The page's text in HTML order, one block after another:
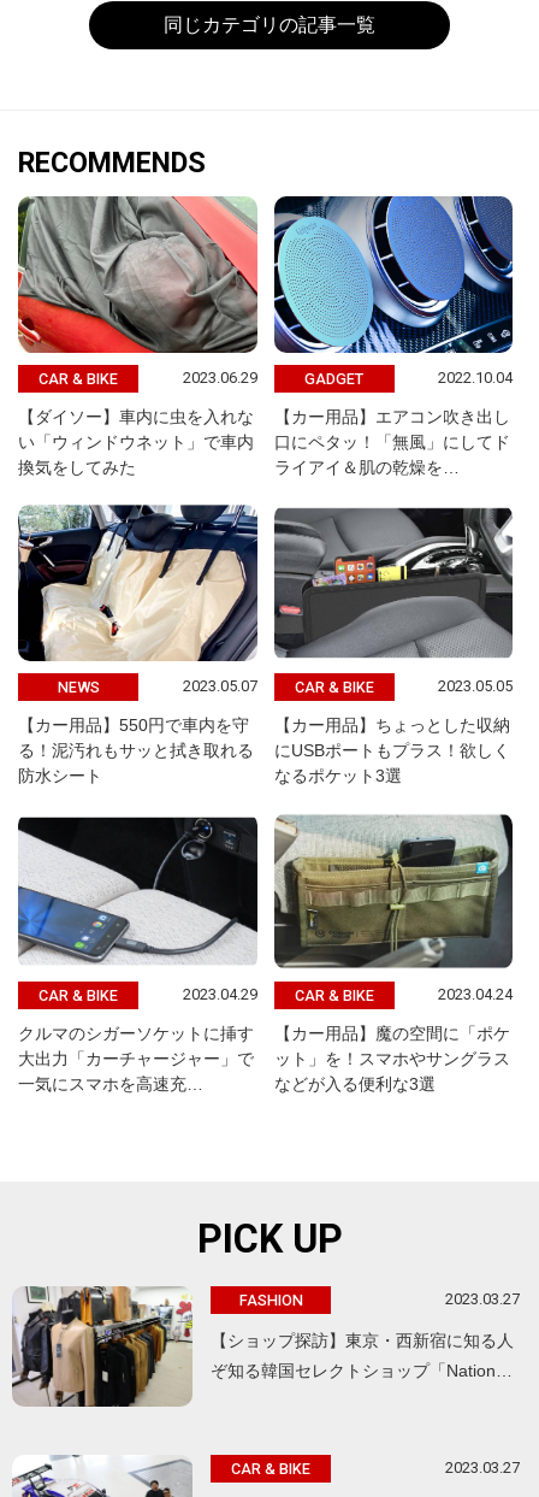
同じカテゴリの記事一覧
RECOMMENDS
CAR & BIKE 2023.06.29
【ダイソー】車内に虫を入れな
い「ウィンドウネット」で車内
換気をしてみた
GADGET 2022.10.04
【カー用品】エアコン吹き出し
口にペタッ！「無風」にしてド
ライアイ＆肌の乾燥を…
NEWS 2023.05.07
【カー用品】550円で車内を守
る！泥汚れもサッと拭き取れる
防水シート
CAR & BIKE 2023.05.05
【カー用品】ちょっとした収納
にUSBポートもプラス！欲しく
なるポケット3選
CAR & BIKE 2023.04.29
クルマのシガーソケットに挿す
大出力「カーチャージャー」で
一気にスマホを高速充…
CAR & BIKE 2023.04.24
【カー用品】魔の空間に「ポケ
ット」を！スマホやサングラス
などが入る便利な3選
PICK UP
FASHION 2023.03.27
【ショップ探訪】東京・西新宿に知る人
ぞ知る韓国セレクトショップ「Nation…
CAR & BIKE 2023.03.27